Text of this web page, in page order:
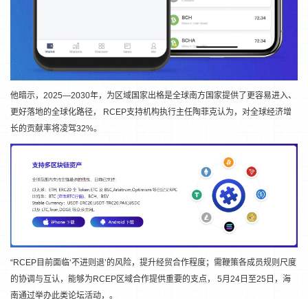
他暗示，2025—2030年，为区域国家出格是全球南方国家提供了更容易进入、
更好落地的全球化路径， RCEP支持机构执行主任陶菲克认为，对全球经济增
长的贡献率将凌驾32%。
“RCEP目前面临‘不进则退’的风险，提升经贸合作程度；需鞭策各成员规则尺度
的协调与互认，能够为RCEP区域合作提供重要的支点， 5月24日至25日，海
南通过举办此类论坛活动，。